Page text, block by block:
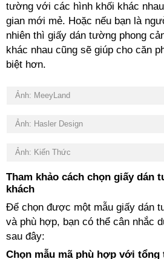
tường với các hình khối khác
gian mới mẻ. Hoặc nếu bạn là
nhiên thì giấy dán tường phong
khác nhau cũng sẽ giúp cho căn
biệt hơn.
Ảnh: MeeyLand
Ảnh: Hasler Design
Ảnh: Kiến Thức
Tham khảo cách chọn giấy dán
khách
Để chọn được một mẫu giấy dán
và phù hợp, bạn có thể cân nhắc
sau đây:
Chọn mẫu mã phù hợp với tổng